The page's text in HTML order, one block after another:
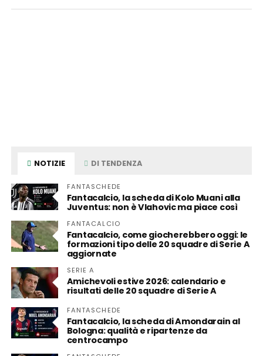
NOTIZIE DI TENDENZA
FANTASCHEDE
Fantacalcio, la scheda di Kolo Muani alla
Juventus: non è Vlahovic ma piace così
FANTACALCIO
Fantacalcio, come giocherebbero oggi: le
formazioni tipo delle 20 squadre di Serie A
aggiornate
SERIE A
Amichevoli estive 2026: calendario e
risultati delle 20 squadre di Serie A
FANTASCHEDE
Fantacalcio, la scheda di Amondarain al
Bologna: qualità e ripartenze da
centrocampo